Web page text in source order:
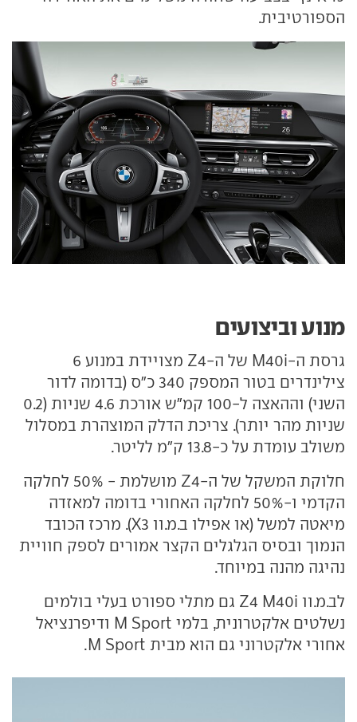
הספורטיבית.
מנוע וביצועים
גרסת ה-M40i של ה-Z4 מצויידת במנוע 6
צילינדרים בטור המספק 340 כ"ס (בדומה לדור
השני) וההאצה ל-100 קמ"ש אורכת 4.6 שניות (0.2
שניות מהר יותר). צריכת הדלק המוצהרת במסלול
משולב עומדת על כ-13.8 ק"מ לליטר.
חלוקת המשקל של ה-Z4 מושלמת - 50% לחלקה
הקדמי ו-50% לחלקה האחורי בדומה למאזדה
מיאטה למשל (או אפילו ב.מ.וו X3). מרכז הכובד
הנמוך ובסיס הגלגלים הקצר אמורים לספק חוויית
נהיגה מהנה במיוחד.
לב.מ.וו Z4 M40i גם מתלי ספורט בעלי בולמים
נשלטים אלקטרונית, בלמי M Sport ודיפרנציאל
אחורי אלקטרוני גם הוא מבית M Sport.